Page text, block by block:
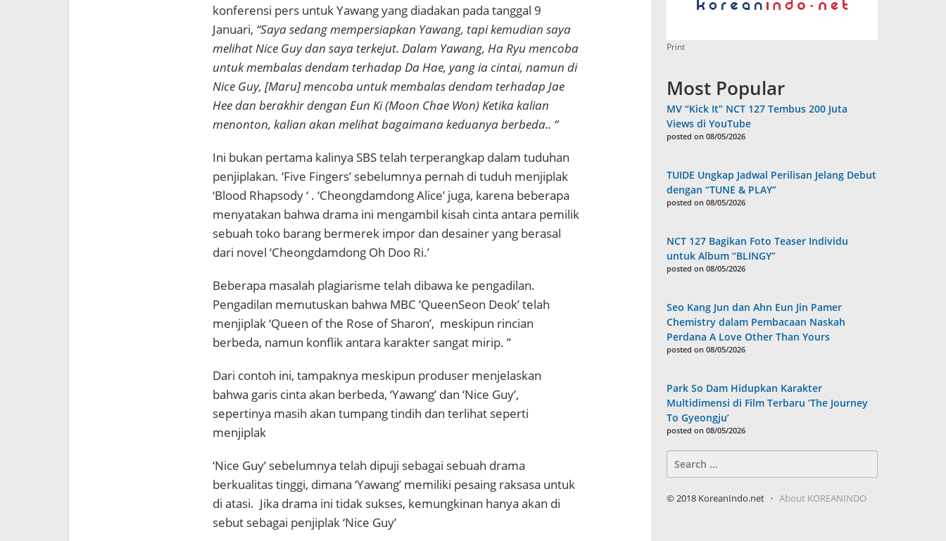
konferensi pers untuk Yawang yang diadakan pada tanggal 9
Januari, “Saya sedang mempersiapkan Yawang, tapi kemudian saya
melihat Nice Guy dan saya terkejut. Dalam Yawang, Ha Ryu mencoba
untuk membalas dendam terhadap Da Hae, yang ia cintai, namun di
Nice Guy, [Maru] mencoba untuk membalas dendam terhadap Jae
Hee dan berakhir dengan Eun Ki (Moon Chae Won) Ketika kalian
menonton, kalian akan melihat bagaimana keduanya berbeda.. “
Ini bukan pertama kalinya SBS telah terperangkap dalam tuduhan
penjiplakan. ‘Five Fingers’ sebelumnya pernah di tuduh menjiplak
‘Blood Rhapsody ‘ . ‘Cheongdamdong Alice’ juga, karena beberapa
menyatakan bahwa drama ini mengambil kisah cinta antara pemilik
sebuah toko barang bermerek impor dan desainer yang berasal
dari novel ‘Cheongdamdong Oh Doo Ri.’
Beberapa masalah plagiarisme telah dibawa ke pengadilan.
Pengadilan memutuskan bahwa MBC ‘QueenSeon Deok’ telah
menjiplak ‘Queen of the Rose of Sharon’, meskipun rincian
berbeda, namun konflik antara karakter sangat mirip. ”
Dari contoh ini, tampaknya meskipun produser menjelaskan
bahwa garis cinta akan berbeda, ‘Yawang’ dan ‘Nice Guy’,
sepertinya masih akan tumpang tindih dan terlihat seperti
menjiplak
‘Nice Guy’ sebelumnya telah dipuji sebagai sebuah drama
berkualitas tinggi, dimana ‘Yawang’ memiliki pesaing raksasa untuk
di atasi. Jika drama ini tidak sukses, kemungkinan hanya akan di
sebut sebagai penjiplak ‘Nice Guy’
Print
Most Popular
MV “Kick It” NCT 127 Tembus 200 Juta
Views di YouTube
posted on 08/05/2026
TUIDE Ungkap Jadwal Perilisan Jelang Debut
dengan “TUNE & PLAY”
posted on 08/05/2026
NCT 127 Bagikan Foto Teaser Individu
untuk Album “BLINGY”
posted on 08/05/2026
Seo Kang Jun dan Ahn Eun Jin Pamer
Chemistry dalam Pembacaan Naskah
Perdana A Love Other Than Yours
posted on 08/05/2026
Park So Dam Hidupkan Karakter
Multidimensi di Film Terbaru ‘The Journey
To Gyeongju’
posted on 08/05/2026
for:
© 2018 KoreanIndo.net About KOREANINDO